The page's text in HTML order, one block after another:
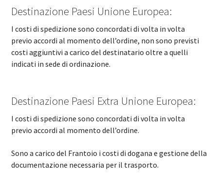
Destinazione Paesi Unione Europea:
I costi di spedizione sono concordati di volta in volta
previo accordi al momento dell’ordine, non sono previsti
costi aggiuntivi a carico del destinatario oltre a quelli
indicati in sede di ordinazione.
Destinazione Paesi Extra Unione Europea:
I costi di spedizione sono concordati di volta in volta
previo accordi al momento dell’ordine.
Sono a carico del Frantoio i costi di dogana e gestione della
documentazione necessaria per il trasporto.